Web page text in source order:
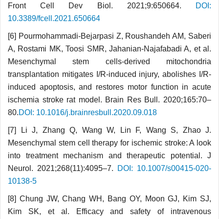
Front Cell Dev Biol. 2021;9:650664.
DOI:
10.3389/fcell.2021.650664
[6] Pourmohammadi-Bejarpasi Z, Roushandeh AM, Saberi
A, Rostami MK, Toosi SMR, Jahanian-Najafabadi A, et al.
Mesenchymal stem cells-derived mitochondria
transplantation mitigates I/R-induced injury, abolishes I/R-
induced apoptosis, and restores motor function in acute
ischemia stroke rat model. Brain Res Bull. 2020;165:70–
80.DOI: 10.1016/j.brainresbull.2020.09.018
[7] Li J, Zhang Q, Wang W, Lin F, Wang S, Zhao J.
Mesenchymal stem cell therapy for ischemic stroke: A look
into treatment mechanism and therapeutic potential. J
Neurol. 2021;268(11):4095–7.
DOI: 10.1007/s00415-020-
10138-5
[8] Chung JW, Chang WH, Bang OY, Moon GJ, Kim SJ,
Kim SK, et al. Efficacy and safety of intravenous